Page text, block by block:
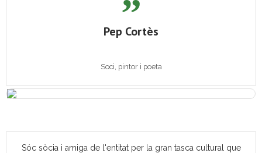
Pep Cortès
Soci, pintor i poeta
Sóc sòcia i amiga de l'entitat per la gran tasca cultural que